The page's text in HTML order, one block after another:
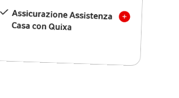
Assicurazione Assistenza
Casa con Quixa